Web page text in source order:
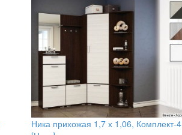
Ника прихожая 1,7 х 1,06, Комплект-4